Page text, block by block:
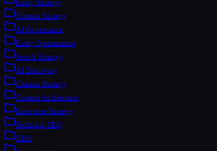
Entity Strategy
Content Strategy
AI Governance
Entity Optimization
Search Strategy
AI Discovery
Citation Strategy
Content Architecture
Enterprise Strategy
Technical SEO
GEO